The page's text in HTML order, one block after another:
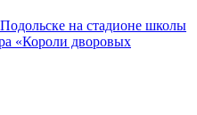
на стадионе школы
«Короли дворовых